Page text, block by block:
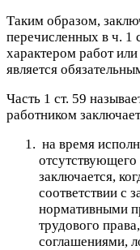
Таким образом,
перечисленных в ч. 1
характером работ
является
Часть 1 ст. 59
работником
на время
отсутствующего
заключается,
соответствии с
нормативными
трудового
соглашениями,